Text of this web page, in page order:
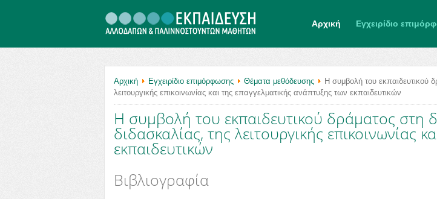
.
Αρχική Εγχειρίδιο
Αρχική Εγχειρίδιο επιμόρφωσης Θέματα μεθόδευσης
Η συμβολή του εκπαιδευτικού
λειτουργικής επικοινωνίας και της επαγγελματικής ανάπτυξης των εκπαιδευτικών
Η συμβολή του εκπαιδευτικού δράματος στη
διδασκαλίας, της λειτουργικής επικοινωνίας
εκπαιδευτικών
Βιβλιογραφία